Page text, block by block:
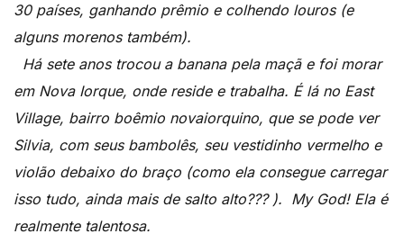
30 países, ganhando prêmio e colhendo louros (e
alguns morenos também).
Há sete anos trocou a banana pela maçã e foi morar
em Nova Iorque, onde reside e trabalha. É lá no East
Village, bairro boêmio novaiorquino, que se pode ver
Silvia, com seus bambolês, seu vestidinho vermelho e
violão debaixo do braço (como ela consegue carregar
isso tudo, ainda mais de salto alto??? ). My God! Ela é
realmente talentosa.